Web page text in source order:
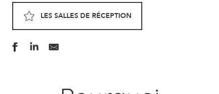
LES SALLES DE RÉCEPTION